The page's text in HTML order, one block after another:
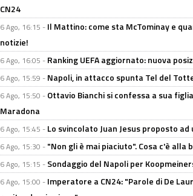
CN24
6 Ago, 16:15 - Il Mattino: come sta McTominay e
notizie!
6 Ago, 16:05 - Ranking UEFA aggiornato: nuova
6 Ago, 15:59 - Napoli, in attacco spunta Tel del
6 Ago, 15:50 - Ottavio Bianchi si confessa a sua
Maradona
6 Ago, 15:45 - Lo svincolato Juan Jesus proposto ad
6 Ago, 15:30 - "Non gli è mai piaciuto". Cosa c'è
6 Ago, 15:15 - Sondaggio del Napoli per
6 Ago, 15:00 - Imperatore a CN24: "Parole di De